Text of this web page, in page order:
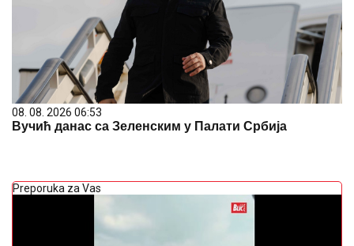
08. 08. 2026 06:53
Вучић данас са Зеленским у Палати Србија
Preporuka za Vas